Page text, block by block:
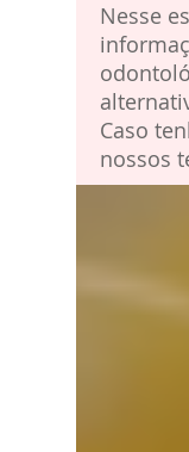
Nesse
Caso
nossos